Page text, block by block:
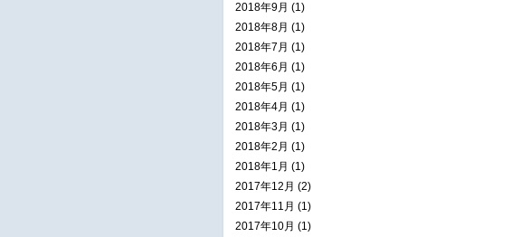
2018年9月 (1)
2018年8月 (1)
2018年7月 (1)
2018年6月 (1)
2018年5月 (1)
2018年4月 (1)
2018年3月 (1)
2018年2月 (1)
2018年1月 (1)
2017年12月 (2)
2017年11月 (1)
2017年10月 (1)